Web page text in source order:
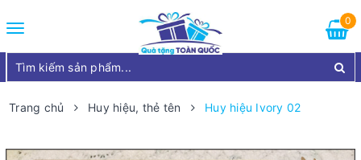
Toggle
0
Trang chủ Huy hiệu, thẻ tên Huy hiệu Ivory 02